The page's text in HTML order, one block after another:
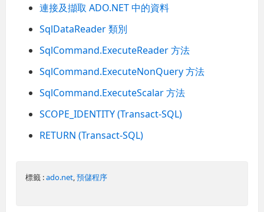
連接及擷取 ADO.NET 中的資料
SqlDataReader 類別
SqlCommand.ExecuteReader 方法
SqlCommand.ExecuteNonQuery 方法
SqlCommand.ExecuteScalar 方法
SCOPE_IDENTITY (Transact-SQL)
RETURN (Transact-SQL)
標籤 :ado.net ,預儲程序